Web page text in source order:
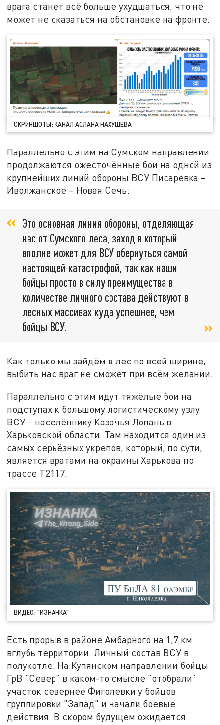
врага станет всё больше ухудшаться, что не
может не сказаться на обстановке на фронте.
СКРИНШОТЫ: КАНАЛ АСЛАНА НАХУШЕВА
Параллельно с этим на Сумском направлении
продолжаются ожесточённые бои на одной из
крупнейших линий обороны ВСУ Писаревка –
Иволжанское – Новая Сечь:
Это основная линия обороны, отделяющая
нас от Сумского леса, заход в который
вполне может для ВСУ обернуться самой
настоящей катастрофой, так как наши
бойцы просто в силу преимущества в
количестве личного состава действуют в
лесных массивах куда успешнее, чем
бойцы ВСУ.
Как только мы зайдём в лес по всей ширине,
выбить нас враг не сможет при всём желании.
Параллельно с этим идут тяжёлые бои на
подступах к большому логистическому узлу
ВСУ – населённику Казачья Лопань в
Харьковской области. Там находится один из
самых серьёзных укрепов, который, по сути,
является вратами на окраины Харькова по
трассе Т2117.
ВИДЕО: "ИЗНАНКА"
Есть прорыв в районе Амбарного на 1,7 км
вглубь территории. Личный состав ВСУ в
полукотле. На Купянском направлении бойцы
ГрВ "Север" в каком-то смысле "отобрали"
участок севернее Фиголевки у бойцов
группировки "Запад" и начали боевые
действия. В скором будущем ожидается